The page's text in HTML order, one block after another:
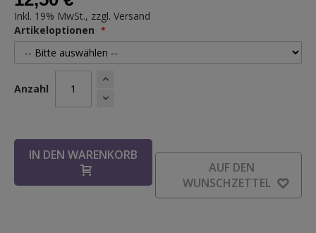
Inkl. 19% MwSt., zzgl. Versand
Artikeloptionen
Anzahl
IN DEN WARENKORB
AUF DEN
WUNSCHZETTEL